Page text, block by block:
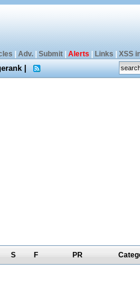
Adv.| Submit| Alerts Links XSS
|
S F PR